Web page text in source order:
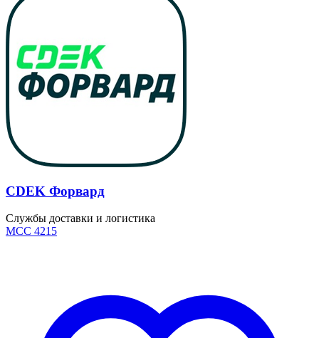
CDEK Форвард
Службы доставки и логистика
MCC 4215